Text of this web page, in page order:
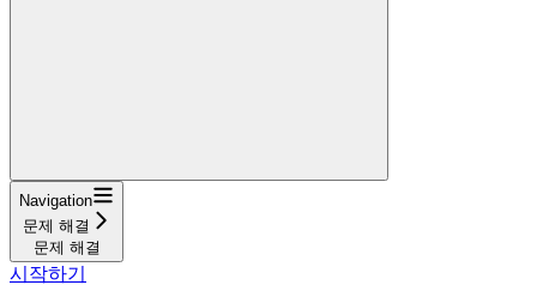
Navigation
문제 해결
문제 해결
시작하기